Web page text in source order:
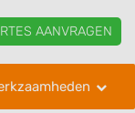
AANVRAGEN